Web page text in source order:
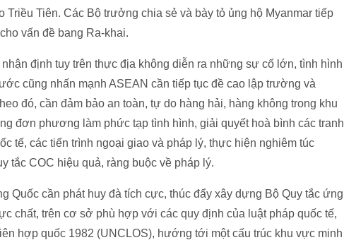
Triều Tiên. Các Bộ trưởng chia sẻ và bày tỏ ủng hộ Myanmar tiếp
vấn đề bang Ra-khai.
định tuy trên thực địa không diễn ra những sự cố lớn, tình hình
cũng nhấn mạnh ASEAN cần tiếp tục đề cao lập trường và
đó, cần đảm bảo an toàn, tự do hàng hải, hàng không trong khu
đơn phương làm phức tạp tình hình, giải quyết hoà bình các tranh
tế, các tiến trình ngoại giao và pháp lý, thực hiện nghiêm túc
tắc COC hiệu quả, ràng buộc về pháp lý.
Quốc cần phát huy đà tích cực, thúc đẩy xây dựng Bộ Quy tắc ứng
chất, trên cơ sở phù hợp với các quy định của luật pháp quốc tế,
hợp quốc 1982 (UNCLOS), hướng tới một cấu trúc khu vực minh